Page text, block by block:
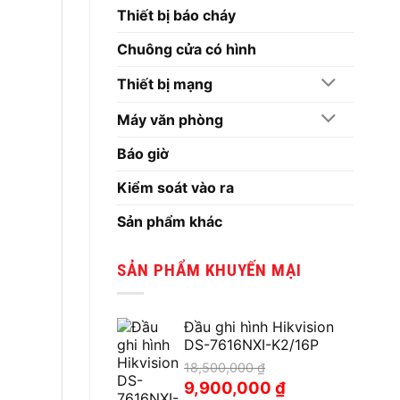
Thiết bị báo cháy
Chuông cửa có hình
Thiết bị mạng
Máy văn phòng
Báo giờ
Kiểm soát vào ra
Sản phẩm khác
SẢN PHẨM KHUYẾN MẠI
Đầu ghi hình Hikvision
DS-7616NXI-K2/16P
18,500,000₫
Giá
9,900,000 ₫Giá